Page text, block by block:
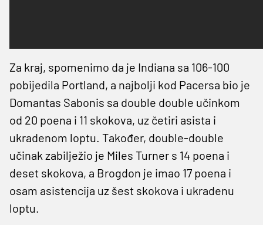
Za kraj, spomenimo da je Indiana sa 106-100
pobijedila Portland, a najbolji kod Pacersa bio je
Domantas Sabonis sa double double učinkom
od 20 poena i 11 skokova, uz četiri asista i
ukradenom loptu. Također, double-double
učinak zabilježio je Miles Turner s 14 poena i
deset skokova, a Brogdon je imao 17 poena i
osam asistencija uz šest skokova i ukradenu
loptu.